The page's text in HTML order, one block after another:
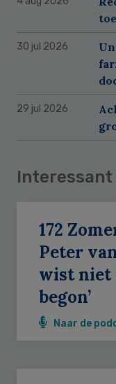
30 jul 2026
29 jul 2026
Interessant
172
Peter
wist niet
begon’
Naar de